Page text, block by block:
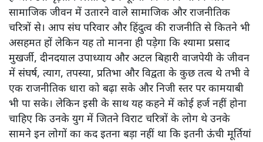
सामाजिक जीवन में उतारने वाले सामाजिक और राजनीतिक
चरित्रों से। आप संघ परिवार और हिंदुत्व की राजनीति से कितने भी
असहमत हों लेकिन यह तो मानना ही पड़ेगा कि श्यामा प्रसाद
मुखर्जी, दीनदयाल उपाध्याय और अटल बिहारी वाजपेयी के जीवन
में संघर्ष, त्याग, तपस्या, प्रतिभा और विद्वता के कुछ तत्व थे तभी वे
एक राजनीतिक धारा को बढ़ा सके और निजी स्तर पर कामयाबी
भी पा सके। लेकिन इसी के साथ यह कहने में कोई हर्ज नहीं होना
चाहिए कि उनके युग में जितने विराट चरित्रों के लोग थे उनके
सामने इन लोगों का कद इतना बड़ा नहीं था कि इतनी ऊंची मूर्तियां